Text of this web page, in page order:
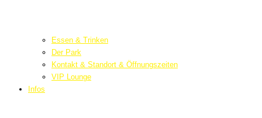
Essen & Trinken
Der Park
Kontakt & Standort & Öffnungszeiten
VIP Lounge
Infos